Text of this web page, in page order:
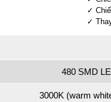
✓
✓
480 SMD
3000K (warm